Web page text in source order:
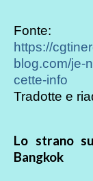
Fonte:
https://
blog.com/je-
cette-info
Tradotte e
Lo strano
Bangkok